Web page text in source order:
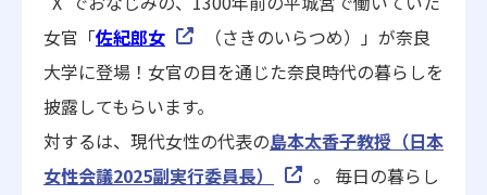
女官「佐紀郎女
（さきのいらつめ）」が奈良
大学に登場！女官の目を通じた奈良時代の暮らしを
披露してもらいます。
対するは、現代女性の代表の島本太香子教授（日本
女性会議2025副実行委員長）
。 毎日の暮らし